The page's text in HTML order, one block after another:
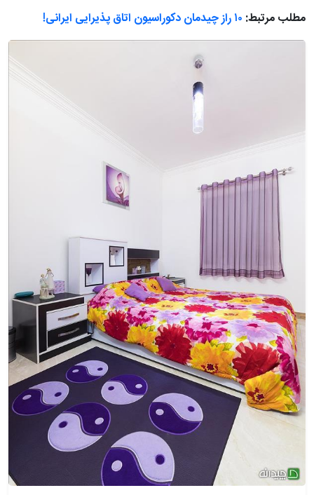
مطلب مرتبط: ۱۰ راز چیدمان دکوراسیون اتاق پذیرایی ایرانی!